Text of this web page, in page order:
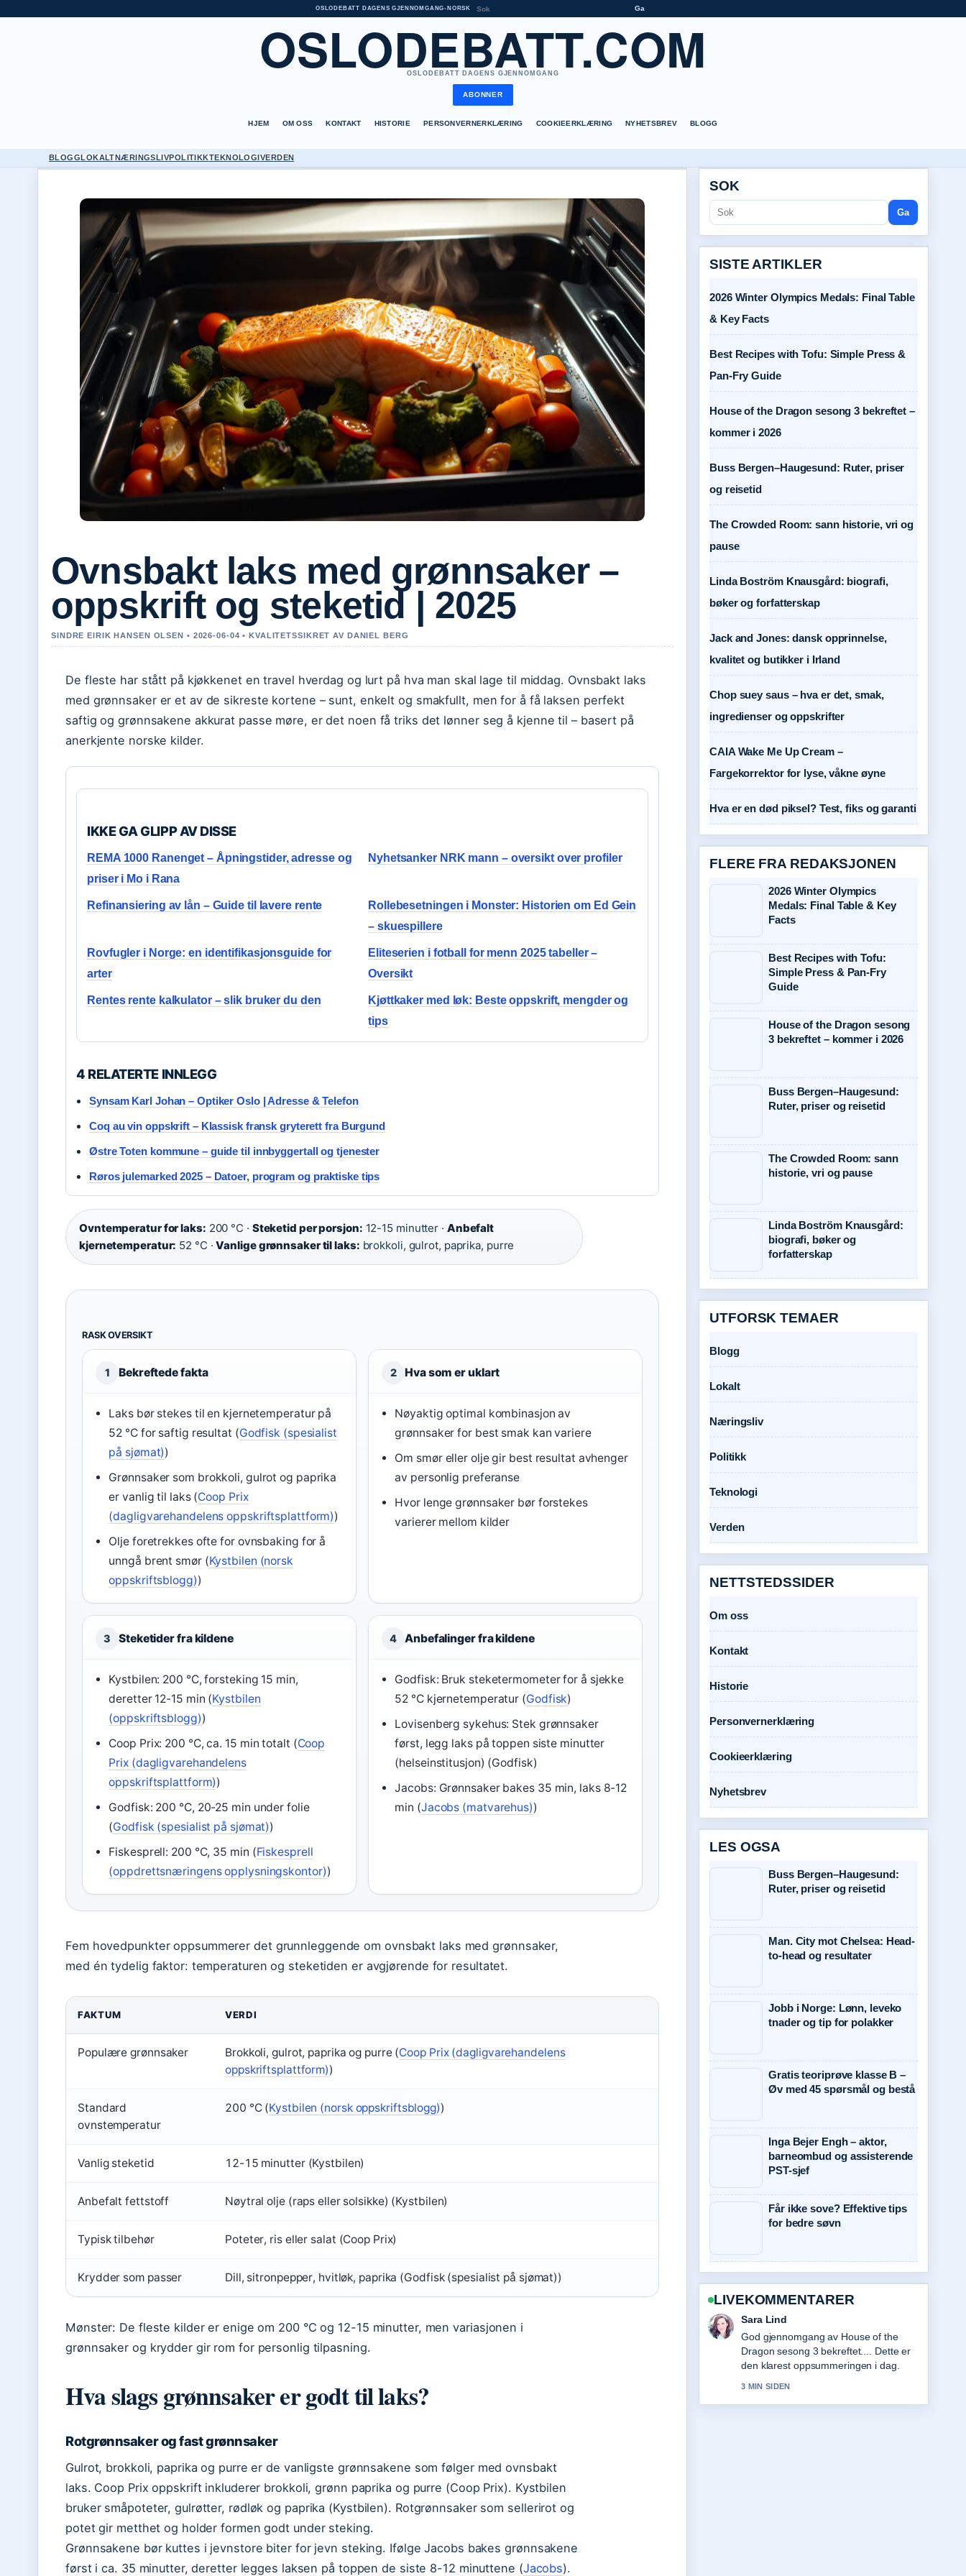
OSLODEBATT DAGENS GJENNOMGANG• NORSK Ga
OSLODEBATT.COM
OSLODEBATT DAGENS GJENNOMGANG
ABONNER
HJEM OM OSS KONTAKT HISTORIE PERSONVERNERKLÆRING COOKIEERKLÆRING NYHETSBREV BLOGG
BLOGGLOKALTNÆRINGSLIVPOLITIKKTEKNOLOGIVERDEN
Ovnsbakt laks med grønnsaker –
oppskrift og steketid | 2025
SINDRE EIRIK HANSEN OLSEN • 2026-06-04 • KVALITETSSIKRET AV DANIEL BERG
De fleste har stått på kjøkkenet en travel hverdag og lurt på hva man skal lage til middag. Ovnsbakt laks
med grønnsaker er et av de sikreste kortene – sunt, enkelt og smakfullt, men for å få laksen perfekt
saftig og grønnsakene akkurat passe møre, er det noen få triks det lønner seg å kjenne til – basert på
anerkjente norske kilder.
IKKE GA GLIPP AV DISSE
REMA 1000 Ranenget – Åpningstider, adresse og
priser i Mo i Rana
Nyhetsanker NRK mann – oversikt over profiler
Refinansiering av lån – Guide til lavere rente
Rollebesetningen i Monster: Historien om Ed Gein
– skuespillere
Rovfugler i Norge: en identifikasjonsguide for
arter
Eliteserien i fotball for menn 2025 tabeller –
Oversikt
Rentes rente kalkulator – slik bruker du den
Kjøttkaker med løk: Beste oppskrift, mengder og
tips
4 RELATERTE INNLEGG
Synsam Karl Johan – Optiker Oslo | Adresse & Telefon
Coq au vin oppskrift – Klassisk fransk gryterett fra Burgund
Østre Toten kommune – guide til innbyggertall og tjenester
Røros julemarked 2025 – Datoer, program og praktiske tips
Ovntemperatur for laks: 200 °C · Steketid per porsjon: 12-15 minutter · Anbefalt
kjernetemperatur: 52 °C ·Vanlige grønnsaker til laks: brokkoli, gulrot, paprika, purre
RASK OVERSIKT
1 Bekreftede fakta
Laks bør stekes til en kjernetemperatur på
52 °C for saftig resultat (Godfisk (spesialist
på sjømat))
Grønnsaker som brokkoli, gulrot og paprika
er vanlig til laks (Coop Prix
(dagligvarehandelens oppskriftsplattform))
Olje foretrekkes ofte for ovnsbaking for å
unngå brent smør (Kystbilen (norsk
oppskriftsblogg))
2 Hva som er uklart
Nøyaktig optimal kombinasjon av
grønnsaker for best smak kan variere
Om smør eller olje gir best resultat avhenger
av personlig preferanse
Hvor lenge grønnsaker bør forstekes
varierer mellom kilder
3 Steketider fra kildene
Kystbilen: 200 °C, forsteking 15 min,
deretter 12-15 min (Kystbilen
(oppskriftsblogg))
Coop Prix: 200 °C, ca. 15 min totalt (Coop
Prix (dagligvarehandelens
oppskriftsplattform))
Godfisk: 200 °C, 20-25 min under folie
(Godfisk (spesialist på sjømat))
Fiskesprell: 200 °C, 35 min (Fiskesprell
(oppdrettsnæringens opplysningskontor))
4 Anbefalinger fra kildene
Godfisk: Bruk steketermometer for å sjekke
52 °C kjernetemperatur (Godfisk)
Lovisenberg sykehus: Stek grønnsaker
først, legg laks på toppen siste minutter
(helseinstitusjon) (Godfisk)
Jacobs: Grønnsaker bakes 35 min, laks 8-12
min (Jacobs (matvarehus))
Fem hovedpunkter oppsummerer det grunnleggende om ovnsbakt laks med grønnsaker,
med én tydelig faktor: temperaturen og steketiden er avgjørende for resultatet.
FAKTUM VERDI
Populære grønnsaker Brokkoli, gulrot, paprika og purre (Coop Prix (dagligvarehandelens
oppskriftsplattform))
Standard
ovnstemperatur
200 °C (Kystbilen (norsk oppskriftsblogg))
Vanlig steketid 12-15 minutter (Kystbilen)
Anbefalt fettstoff Nøytral olje (raps eller solsikke) (Kystbilen)
Typisk tilbehør Poteter, ris eller salat (Coop Prix)
Krydder som passer Dill, sitronpepper, hvitløk, paprika (Godfisk (spesialist på sjømat))
Mønster: De fleste kilder er enige om 200 °C og 12-15 minutter, men variasjonen i
grønnsaker og krydder gir rom for personlig tilpasning.
Hva slags grønnsaker er godt til laks?
Rotgrønnsaker og fast grønnsaker
Gulrot, brokkoli, paprika og purre er de vanligste grønnsakene som følger med ovnsbakt
laks. Coop Prix oppskrift inkluderer brokkoli, grønn paprika og purre (Coop Prix). Kystbilen
bruker småpoteter, gulrøtter, rødløk og paprika (Kystbilen). Rotgrønnsaker som sellerirot og
potet gir metthet og holder formen godt under steking.
Grønnsakene bør kuttes i jevnstore biter for jevn steking. Ifølge Jacobs bakes grønnsakene
først i ca. 35 minutter, deretter legges laksen på toppen de siste 8-12 minuttene (Jacobs).
SOK
Ga
SISTE ARTIKLER
2026 Winter Olympics Medals: Final Table
& Key Facts
Best Recipes with Tofu: Simple Press &
Pan-Fry Guide
House of the Dragon sesong 3 bekreftet –
kommer i 2026
Buss Bergen–Haugesund: Ruter, priser
og reisetid
The Crowded Room: sann historie, vri og
pause
Linda Boström Knausgård: biografi,
bøker og forfatterskap
Jack and Jones: dansk opprinnelse,
kvalitet og butikker i Irland
Chop suey saus – hva er det, smak,
ingredienser og oppskrifter
CAIA Wake Me Up Cream –
Fargekorrektor for lyse, våkne øyne
Hva er en død piksel? Test, fiks og garanti
FLERE FRA REDAKSJONEN
2026 Winter Olympics
Medals: Final Table & Key
Facts
Best Recipes with Tofu:
Simple Press & Pan-Fry
Guide
House of the Dragon sesong
3 bekreftet – kommer i 2026
Buss Bergen–Haugesund:
Ruter, priser og reisetid
The Crowded Room: sann
historie, vri og pause
Linda Boström Knausgård:
biografi, bøker og
forfatterskap
UTFORSK TEMAER
Blogg
Lokalt
Næringsliv
Politikk
Teknologi
Verden
NETTSTEDSSIDER
Om oss
Kontakt
Historie
Personvernerklæring
Cookieerklæring
Nyhetsbrev
LES OGSA
Buss Bergen–Haugesund:
Ruter, priser og reisetid
Man. City mot Chelsea: Head-
to-head og resultater
Jobb i Norge: Lønn, leveko
tnader og tip for polakker
Gratis teoriprøve klasse B –
Øv med 45 spørsmål og bestå
Inga Bejer Engh – aktor,
barneombud og assisterende
PST-sjef
Får ikke sove? Effektive tips
for bedre søvn
LIVEKOMMENTARER
Ingrid Nilsen
Folgjer 2026 Winter Olympics Medals:
Final Table &#038;... tett – setter pris
pa den balanserte tonen her.
5 MIN SIDEN